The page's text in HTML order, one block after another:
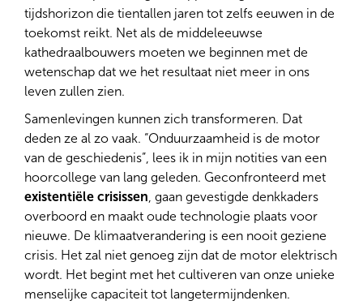
tijdshorizon die tientallen jaren tot zelfs eeuwen in de
toekomst reikt. Net als de middeleeuwse
kathedraalbouwers moeten we beginnen met de
wetenschap dat we het resultaat niet meer in ons
leven zullen zien.
Samenlevingen kunnen zich transformeren. Dat
deden ze al zo vaak. “Onduurzaamheid is de motor
van de geschiedenis”, lees ik in mijn notities van een
hoorcollege van lang geleden. Geconfronteerd met
existentiële crisissen , gaan gevestigde denkkaders
overboord en maakt oude technologie plaats voor
nieuwe. De klimaatverandering is een nooit geziene
crisis. Het zal niet genoeg zijn dat de motor elektrisch
wordt. Het begint met het cultiveren van onze unieke
menselijke capaciteit tot langetermijndenken.